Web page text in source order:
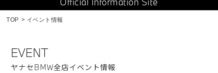
TOP イベント情報
EVENT
ヤナセBMW全店イベント情報